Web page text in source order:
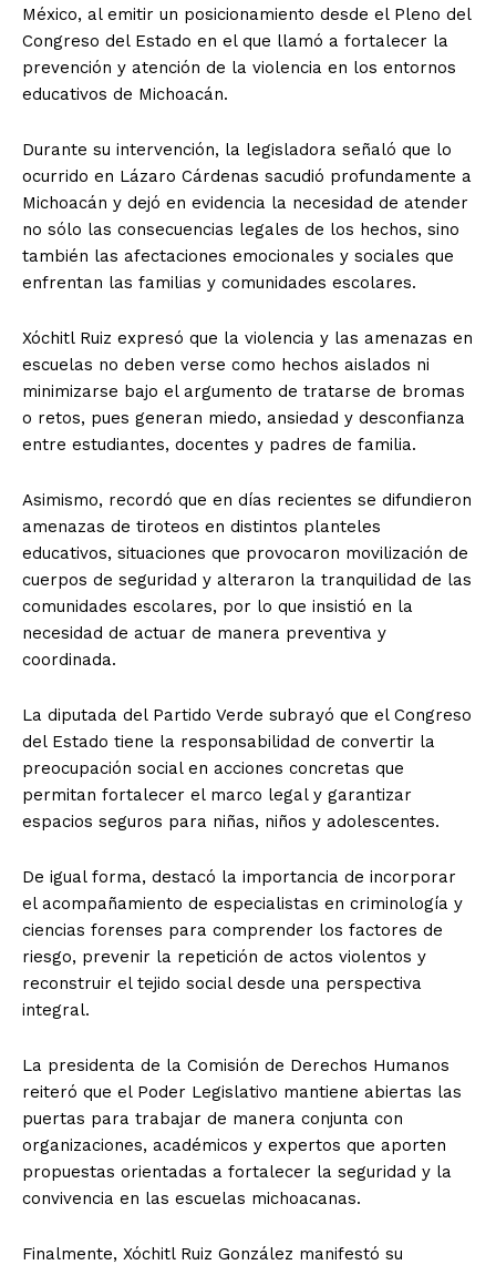
México, al emitir un posicionamiento desde el Pleno del
Congreso del Estado en el que llamó a fortalecer la
prevención y atención de la violencia en los entornos
educativos de Michoacán.
Durante su intervención, la legisladora señaló que lo
ocurrido en Lázaro Cárdenas sacudió profundamente a
Michoacán y dejó en evidencia la necesidad de atender
no sólo las consecuencias legales de los hechos, sino
también las afectaciones emocionales y sociales que
enfrentan las familias y comunidades escolares.
Xóchitl Ruiz expresó que la violencia y las amenazas en
escuelas no deben verse como hechos aislados ni
minimizarse bajo el argumento de tratarse de bromas
o retos, pues generan miedo, ansiedad y desconfianza
entre estudiantes, docentes y padres de familia.
Asimismo, recordó que en días recientes se difundieron
amenazas de tiroteos en distintos planteles
educativos, situaciones que provocaron movilización de
cuerpos de seguridad y alteraron la tranquilidad de las
comunidades escolares, por lo que insistió en la
necesidad de actuar de manera preventiva y
coordinada.
La diputada del Partido Verde subrayó que el Congreso
del Estado tiene la responsabilidad de convertir la
preocupación social en acciones concretas que
permitan fortalecer el marco legal y garantizar
espacios seguros para niñas, niños y adolescentes.
De igual forma, destacó la importancia de incorporar
el acompañamiento de especialistas en criminología y
ciencias forenses para comprender los factores de
riesgo, prevenir la repetición de actos violentos y
reconstruir el tejido social desde una perspectiva
integral.
La presidenta de la Comisión de Derechos Humanos
reiteró que el Poder Legislativo mantiene abiertas las
puertas para trabajar de manera conjunta con
organizaciones, académicos y expertos que aporten
propuestas orientadas a fortalecer la seguridad y la
convivencia en las escuelas michoacanas.
Finalmente, Xóchitl Ruiz González manifestó su